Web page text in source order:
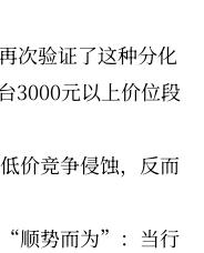
次验证了这种分化
3000元以上价位段
价竞争侵蚀，反而
顺势而为”：当行